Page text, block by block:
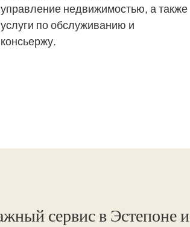
управление недвижимостью, а также
услуги по обслуживанию и
консьержу.
сервис в Эстепоне и